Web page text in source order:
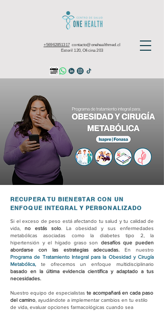
+56962851317 contacto@onehealthmed.cl
Estoril 120, Oficina 203
RECUPERA TU BIENESTAR CON UN
ENFOQUE INTEGRAL Y PERSONALIZADO
Si el exceso de peso está afectando tu salud y tu calidad de
vida, no estás solo . La obesidad y sus enfermedades
metabólicas asociadas como la diabetes tipo 2, la
hipertensión y el hígado graso son desafíos que pueden
abordarse con las estrategias adecuadas. En nuestro
Programa de Tratamiento Integral para la Obesidad y Cirugía
Metabólica, te ofrecemos un enfoque multidisciplinario
basado en la última evidencia científica y adaptado a tus
necesidades.
Nuestro equipo de especialistas te acompañará en cada paso
del camino , ayudándote a implementar cambios en tu estilo
de vida, evaluar opciones farmacológicas cuando sea